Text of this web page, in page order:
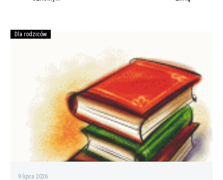
rok
szkolny
do
zakupienia
przez
rodziców
Dla rodziców
9 lipca 2026